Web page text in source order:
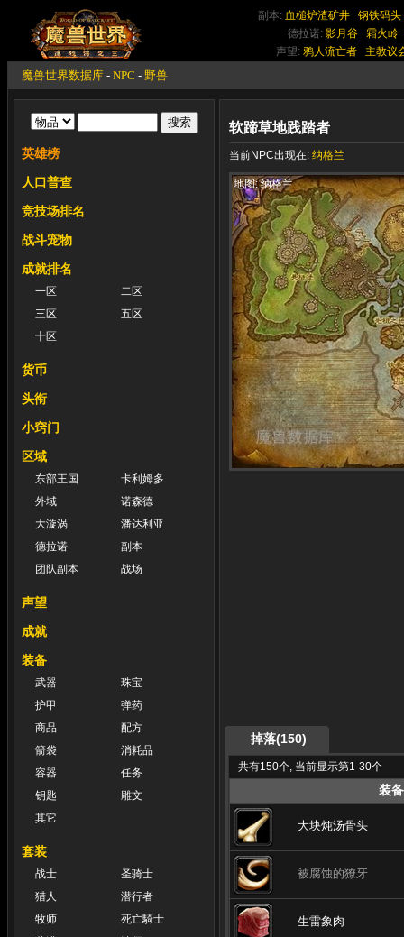
副本: 血槌炉渣矿井
钢铁码头
德拉诺: 影月谷
霜火岭
声望: 鸦人流亡者 主教议
魔兽世界数据库 - NPC - 野兽
英雄榜
人口普查
竞技场排名
战斗宠物
成就排名
一区
二区
三区
五区
十区
货币
头衔
小窍门
区域
东部王国
卡利姆多
外域
诺森德
大漩涡
潘达利亚
德拉诺
副本
团队副本
战场
声望
成就
装备
武器
珠宝
护甲
弹药
商品
配方
箭袋
消耗品
容器
任务
钥匙
雕文
其它
套装
战士
圣骑士
猎人
潜行者
牧师
死亡騎士
软蹄草地践踏者
当前NPC出现在: 纳格兰
地图: 纳格兰
掉落(150)
共有150个, 当前显示第1-30个
装备
大块炖汤骨头
被腐蚀的獠牙
生雷象肉